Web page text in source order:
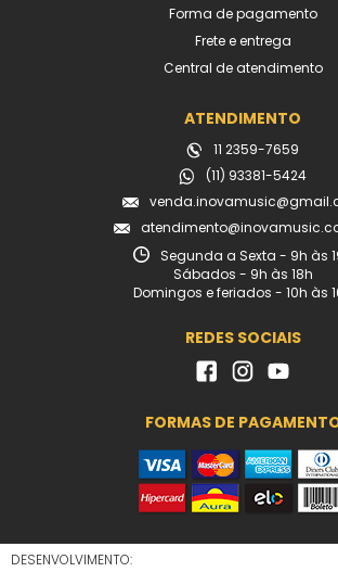
Forma de pagamento
Frete e entrega
Central de atendimento
ATENDIMENTO
11 2359-7659
(11) 93381-5424
Segunda a Sexta - 9h às
Sábados - 9h às 18h
Domingos e feriados - 10h às
REDES SOCIAIS
FORMAS DE
DESENVOLVIMENTO: